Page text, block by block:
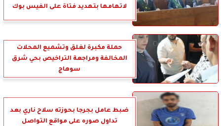
لاتهامها بتهديد فتاة على الفيس بوك
حملة مكبرة لغلق وتشميع المحلات
المخالفة ومراجعة التراخيص بحي شرق
سوهاج
ضبط عامل بجرجا بحوزته سلاح ناري بعد
تداول صوره على مواقع التواصل